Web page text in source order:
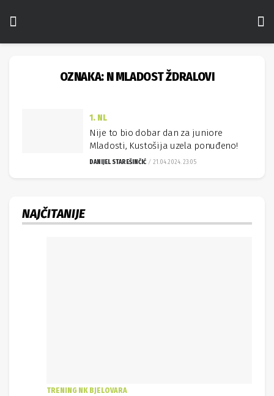
OZNAKA: N MLADOST ŽDRALOVI
1. NL
Nije to bio dobar dan za juniore
Mladosti, Kustošija uzela ponuđeno!
DANIJEL STAREŠINČIĆ 21.04.2024. 23:05
NAJČITANIJE
TRENING NK BJELOVARA